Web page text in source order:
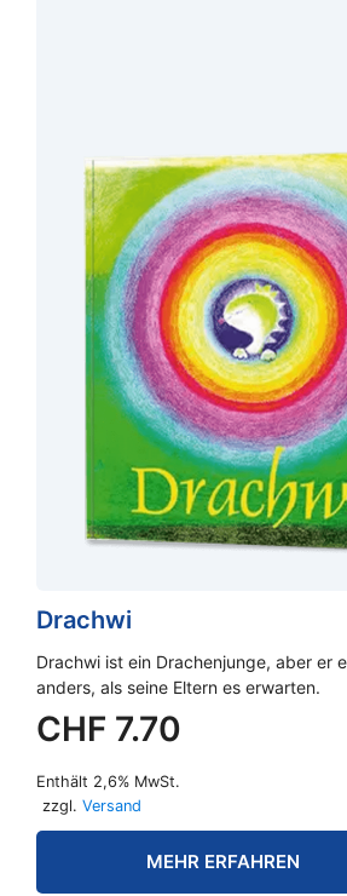
Drachwi
Drachwi ist ein Drachenjunge, aber er
anders, als seine Eltern es erwarten.
CHF 7.70
Enthält 2,6% MwSt.
zzgl. Versand
MEHR ERFAHREN